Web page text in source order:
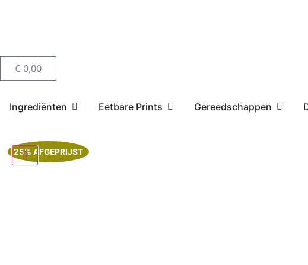
€ 0,00
Ingrediënten Eetbare Prints Gereedschappen
25% AFGEPRIJST